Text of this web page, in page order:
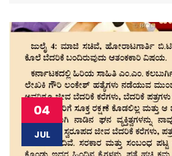
04
JUL